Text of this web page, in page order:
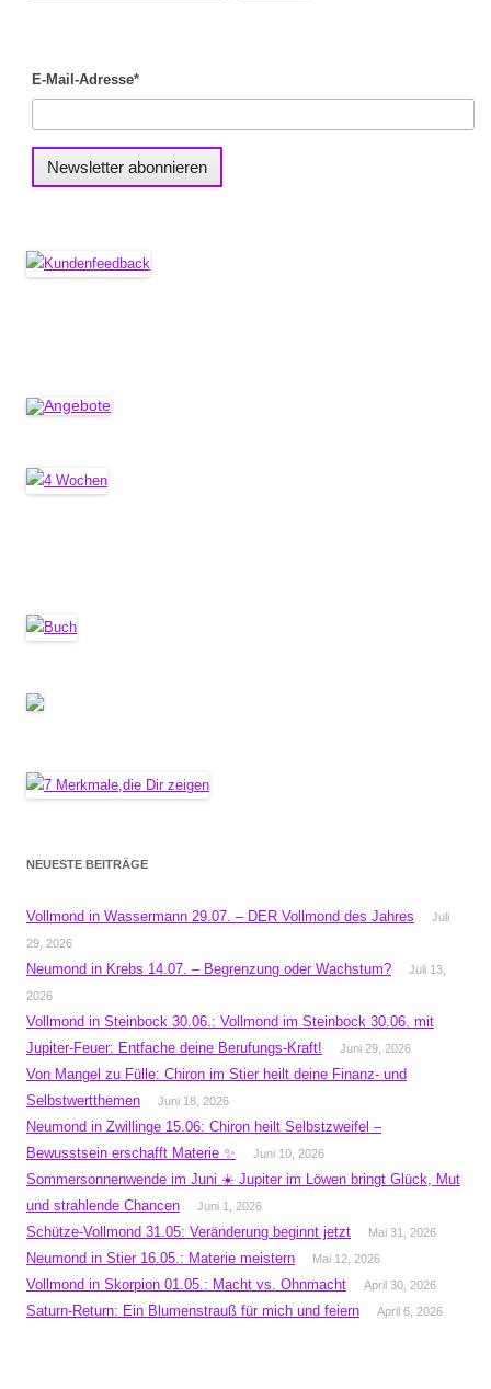
E-Mail-Adresse*
NEUESTE BEITRÄGE
Vollmond in Wassermann 29.07. – DER Vollmond des Jahres
Juli
29, 2026
Neumond in Krebs 14.07. – Begrenzung oder Wachstum?
Juli 13,
2026
Vollmond in Steinbock 30.06.: Vollmond im Steinbock 30.06. mit
Jupiter-Feuer: Entfache deine Berufungs-Kraft!
Juni 29, 2026
Von Mangel zu Fülle: Chiron im Stier heilt deine Finanz- und
Selbstwertthemen
Juni 18, 2026
Neumond in Zwillinge 15.06: Chiron heilt Selbstzweifel –
Bewusstsein erschafft Materie ✨
Juni 10, 2026
Sommersonnenwende im Juni ☀️ Jupiter im Löwen bringt Glück, Mut
und strahlende Chancen
Juni 1, 2026
Schütze-Vollmond 31.05: Veränderung beginnt jetzt Mai 31, 2026
Neumond in Stier 16.05.: Materie meistern Mai 12, 2026
Vollmond in Skorpion 01.05.: Macht vs. Ohnmacht April 30, 2026
Saturn-Return: Ein Blumenstrauß für mich und feiern April 6, 2026